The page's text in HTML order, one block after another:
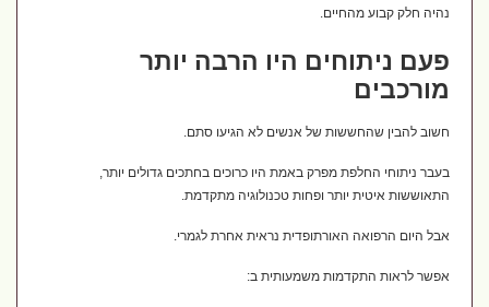
נהיה חלק קבוע מהחיים.
פעם ניתוחים היו הרבה יותר
מורכבים
חשוב להבין שהחששות של אנשים לא הגיעו סתם.
בעבר ניתוחי החלפת מפרק באמת היו כרוכים בחתכים גדולים יותר,
התאוששות איטית יותר ופחות טכנולוגיה מתקדמת.
אבל היום הרפואה האורתופדית נראית אחרת לגמרי.
אפשר לראות התקדמות משמעותית ב: